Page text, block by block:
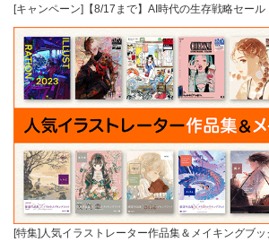
[キャンペーン]【8/17まで】AI時代の生存戦略セー
[特集]人気イラストレーター作品集＆メイキングブッ